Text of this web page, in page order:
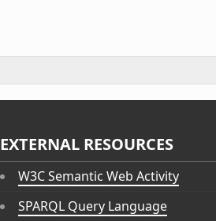
EXTERNAL RESOURCES
W3C Semantic Web Activity
SPARQL Query Language